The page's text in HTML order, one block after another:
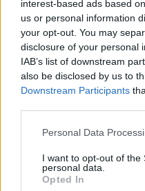
interest-based ads based
us or personal information
your opt-out. You may
disclosure of your personal
IAB’s list of downstream
also be disclosed by us to
Downstream Participants
Personal Data
I want to opt-out of the
personal data.
Opted In
SA 101076)
agenzia delle entrate
12.573 euro
2023-04-17
esenzioni fiscali e
seguito della crisi
7.739 euro
2023-03-29
esenzioni fiscali e